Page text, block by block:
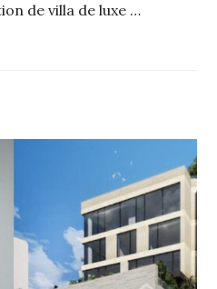
de villa de luxe …
Gi remercie ses fans de